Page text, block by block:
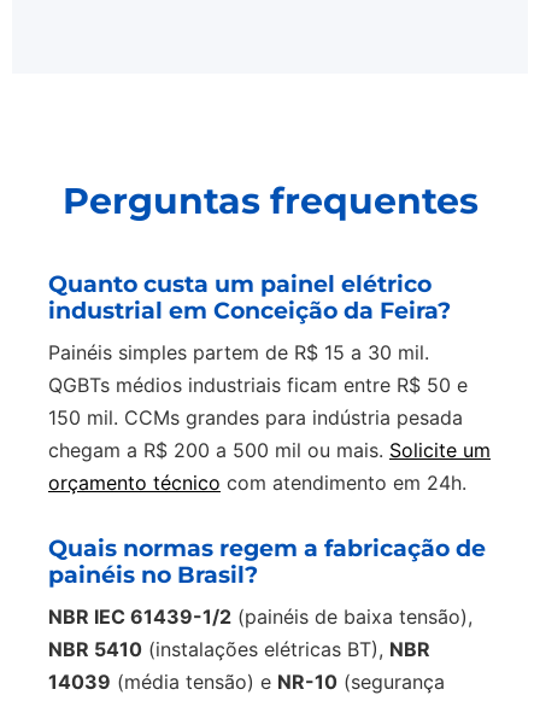
Perguntas frequentes
Quanto custa um painel elétrico
industrial em Conceição da Feira?
Painéis simples partem de R$ 15 a 30 mil.
QGBTs médios industriais ficam entre R$ 50 e
150 mil. CCMs grandes para indústria pesada
chegam a R$ 200 a 500 mil ou mais. Solicite um
orçamento técnico com atendimento em 24h.
Quais normas regem a fabricação de
painéis no Brasil?
NBR IEC 61439-1/2 (painéis de baixa tensão),
NBR 5410 (instalações elétricas BT), NBR
14039 (média tensão) e NR-10 (segurança